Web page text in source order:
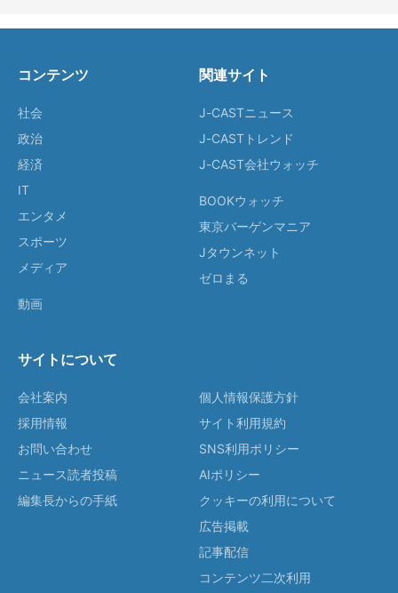
コンテンツ
社会
政治
経済
IT
エンタメ
スポーツ
メディア
動画
関連サイト
J-CASTニュース
J-CASTトレンド
J-CAST会社ウォッチ
BOOKウォッチ
東京バーゲンマニア
Jタウンネット
ゼロまる
サイトについて
会社案内
採用情報
お問い合わせ
ニュース読者投稿
編集長からの手紙
個人情報保護方針
サイト利用規約
SNS利用ポリシー
AIポリシー
クッキーの利用について
広告掲載
記事配信
コンテンツ二次利用